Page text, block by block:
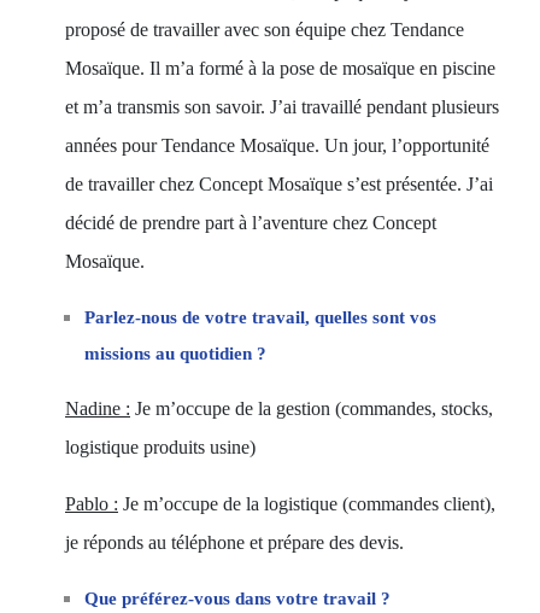
proposé de travailler avec son équipe chez Tendance
Mosaïque. Il m’a formé à la pose de mosaïque en piscine
et m’a transmis son savoir. J’ai travaillé pendant plusieurs
années pour Tendance Mosaïque. Un jour, l’opportunité
de travailler chez Concept Mosaïque s’est présentée. J’ai
décidé de prendre part à l’aventure chez Concept
Mosaïque.
Parlez-nous de votre travail, quelles sont vos
missions au quotidien ?
Nadine : Je m’occupe de la gestion (commandes, stocks,
logistique produits usine)
Pablo : Je m’occupe de la logistique (commandes client),
je réponds au téléphone et prépare des devis.
Que préférez-vous dans votre travail ?